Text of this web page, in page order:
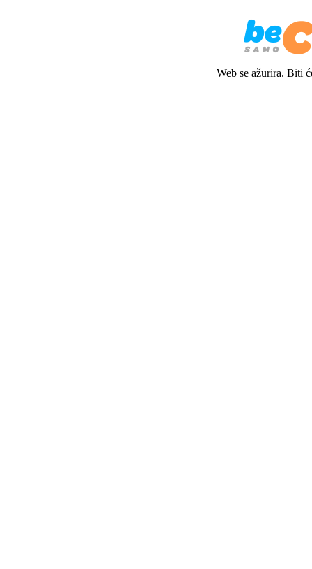
Web se ažurira. Biti